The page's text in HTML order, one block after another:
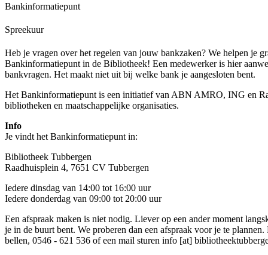
Bankinformatiepunt
Spreekuur
Heb je vragen over het regelen van jouw bankzaken? We helpen je
Bankinformatiepunt in de Bibliotheek! Een medewerker is hier
bankvragen. Het maakt niet uit bij welke bank je aangesloten bent.
Het Bankinformatiepunt is een initiatief van ABN AMRO, ING en
bibliotheken en maatschappelijke organisaties.
Info
Je vindt het Bankinformatiepunt in:
Bibliotheek Tubbergen
Raadhuisplein 4, 7651 CV Tubbergen
Iedere dinsdag van 14:00 tot 16:00 uur
Iedere donderdag van 09:00 tot 20:00 uur
Een afspraak maken is niet nodig. Liever op een ander moment
je in de buurt bent. We proberen dan een afspraak voor je te
bellen, 0546 - 621 536 of een mail sturen info [at]